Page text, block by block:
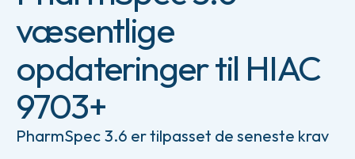
væsentlige
opdateringer til HIAC
9703+
PharmSpec 3.6 er tilpasset de seneste krav